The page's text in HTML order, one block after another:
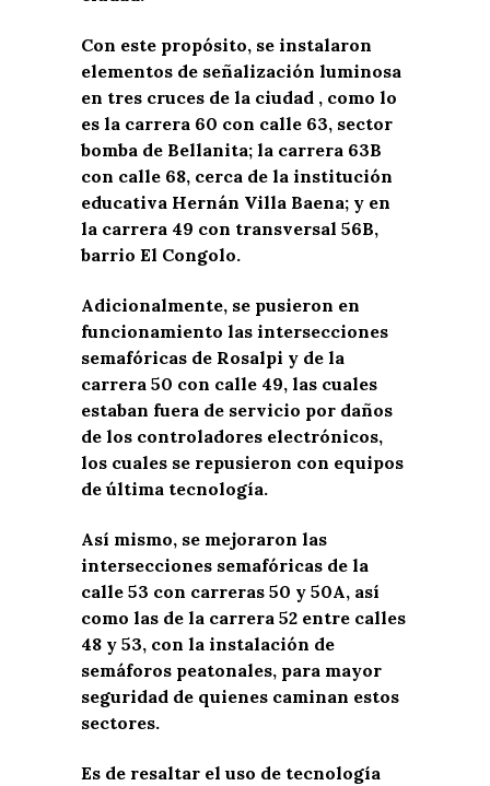
Con este propósito, se instalaron
elementos de señalización luminosa
en tres cruces de la ciudad , como lo
es la carrera 60 con calle 63, sector
bomba de Bellanita; la carrera 63B
con calle 68, cerca de la institución
educativa Hernán Villa Baena; y en
la carrera 49 con transversal 56B,
barrio El Congolo.
Adicionalmente, se pusieron en
funcionamiento las intersecciones
semafóricas de Rosalpi y de la
carrera 50 con calle 49, las cuales
estaban fuera de servicio por daños
de los controladores electrónicos,
los cuales se repusieron con equipos
de última tecnología.
Así mismo, se mejoraron las
intersecciones semafóricas de la
calle 53 con carreras 50 y 50A, así
como las de la carrera 52 entre calles
48 y 53, con la instalación de
semáforos peatonales, para mayor
seguridad de quienes caminan estos
sectores.
Es de resaltar el uso de tecnología